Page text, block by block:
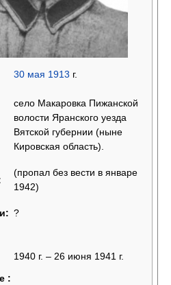
30 мая 1913 г.
село Макаровка Пижанской
волости Яранского уезда
Вятской губернии (ныне
Кировская область).
(пропал без вести в январе
1942)
?
:
1940 г. – 26 июня 1941 г.